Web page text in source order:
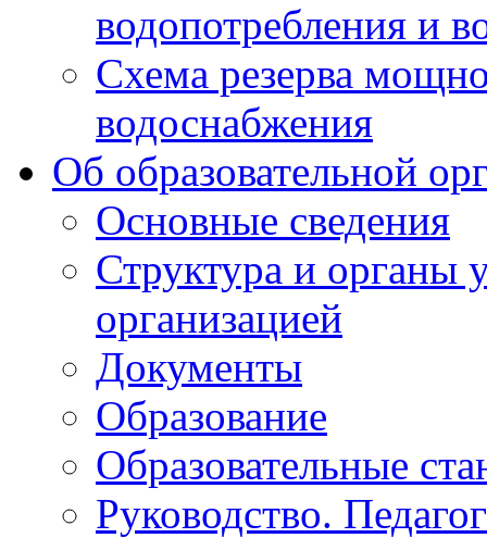
водопотребления и
Схема резерва
водоснабжения
Об образовательной
Основные сведения
Структура и органы
организацией
Документы
Образование
Образовательные
Руководство.